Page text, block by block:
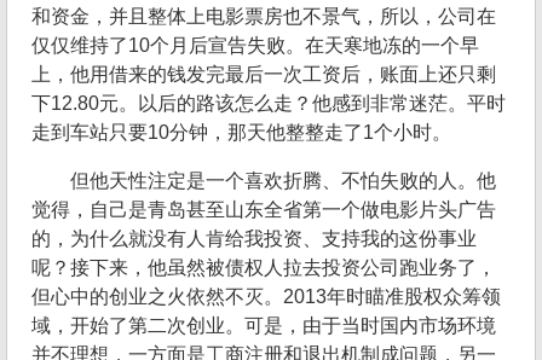
和资金，并且整体上电影票房也不景气，所以，公司在
仅仅维持了10个月后宣告失败。在天寒地冻的一个早
上，他用借来的钱发完最后一次工资后，账面上还只剩
下12.80元。以后的路该怎么走？他感到非常迷茫。平时
走到车站只要10分钟，那天他整整走了1个小时。
但他天性注定是一个喜欢折腾、不怕失败的人。他
觉得，自己是青岛甚至山东全省第一个做电影片头广告
的，为什么就没有人肯给我投资、支持我的这份事业
呢？接下来，他虽然被债权人拉去投资公司跑业务了，
但心中的创业之火依然不灭。2013年时瞄准股权众筹领
域，开始了第二次创业。可是，由于当时国内市场环境
并不理想，一方面是工商注册和退出机制成问题，另一